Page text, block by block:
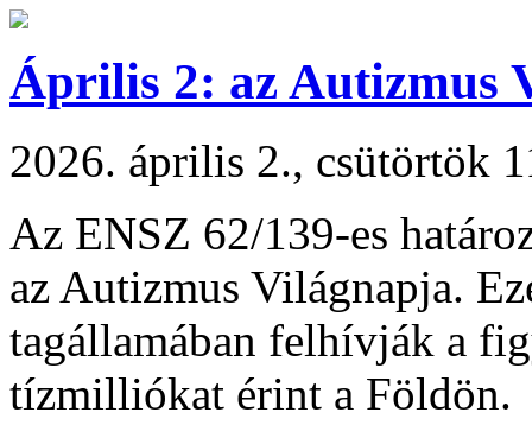
Április 2: az Autizmus
2026. április 2., csütörtök
Az ENSZ 62/139-es
az Autizmus Világnapja.
tagállamában felhívják a
tízmilliókat érint a Földön.